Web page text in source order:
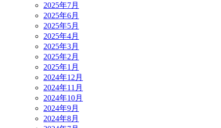
2025年7月
2025年6月
2025年5月
2025年4月
2025年3月
2025年2月
2025年1月
2024年12月
2024年11月
2024年10月
2024年9月
2024年8月